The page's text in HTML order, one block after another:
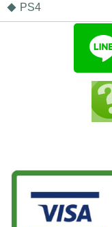
柏市よりお越しのお客様
とうございました！
松戸市よりお越しのお客
松戸市よりお越しのお客
をさせて頂きました！あ
松戸市よりお越しのお客
2026/06/04
とうございました！
2026/06/03
松戸市よりお越しのお客
PS4